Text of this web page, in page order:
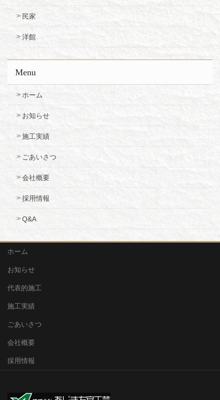
民家
洋館
Menu
ホーム
お知らせ
施工実績
ごあいさつ
会社概要
採用情報
Q&A
ホーム
お知らせ
代表的施工
施工実績
ごあいさつ
会社概要
採用情報